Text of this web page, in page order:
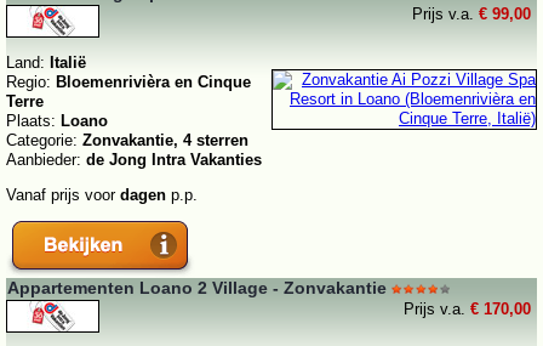
Prijs v.a. € 99,00
Land: Italië
Regio: Bloemenrivièra en Cinque
Terre
Plaats: Loano
Categorie: Zonvakantie, 4 sterren
Aanbieder: de Jong Intra Vakanties
Vanaf prijs voor dagen p.p.
Appartementen Loano 2 Village - Zonvakantie
Prijs v.a. € 170,00